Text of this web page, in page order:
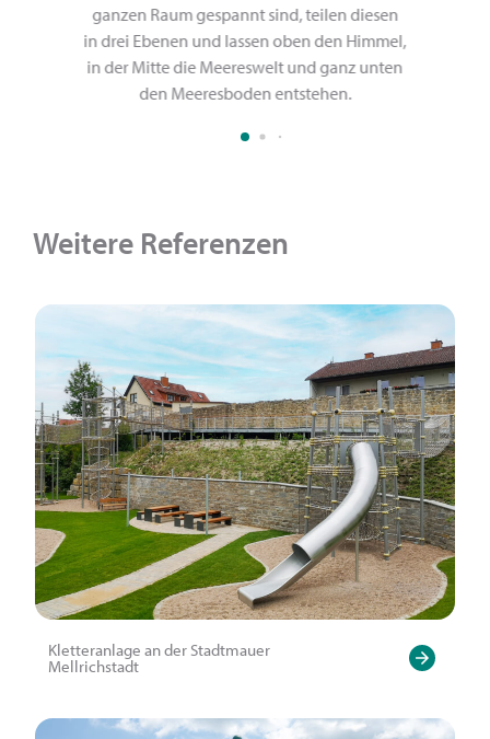
ganzen Raum gespannt sind, teilen diesen
in drei Ebenen und lassen oben den Himmel,
in der Mitte die Meereswelt und ganz unten
den Meeresboden entstehen.
Weitere Referenzen
Kletteranlage an der Stadtmauer
Mellrichstadt